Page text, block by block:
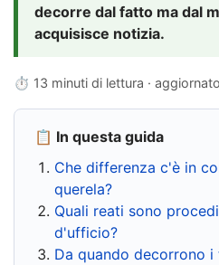
decorre dal fatto ma dal
acquisisce notizia.
⏱ 13 minuti di lettura ·
📋 In questa guida
Che differenza c'è in
querela?
Quali reati sono
d'ufficio?
Da quando decorrono i